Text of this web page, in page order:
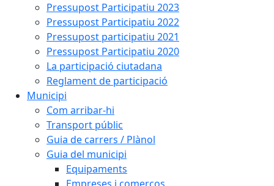
Pressupost Participatiu 2023
Pressupost Participatiu 2022
Pressupost participatiu 2021
Pressupost Participatiu 2020
La participació ciutadana
Reglament de participació
Municipi
Com arribar-hi
Transport públic
Guia de carrers / Plànol
Guia del municipi
Equipaments